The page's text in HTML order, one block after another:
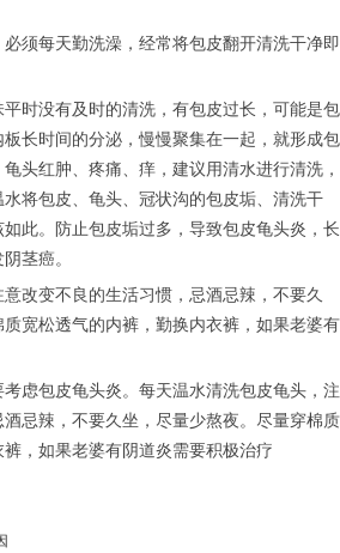
须每天勤洗澡，经常将包皮翻开清洗干净即
时没有及时的清洗，有包皮过长，可能是包
长时间的分泌，慢慢聚集在一起，就形成包
头红肿、疼痛、痒，建议用清水进行清洗，
将包皮、龟头、冠状沟的包皮垢、清洗干
此。防止包皮垢过多，导致包皮龟头炎，长
茎癌。
改变不良的生活习惯，忌酒忌辣，不要久
宽松透气的内裤，勤换内衣裤，如果老婆有
虑包皮龟头炎。每天温水清洗包皮龟头，注
忌辣，不要久坐，尽量少熬夜。尽量穿棉质
，如果老婆有阴道炎需要积极治疗